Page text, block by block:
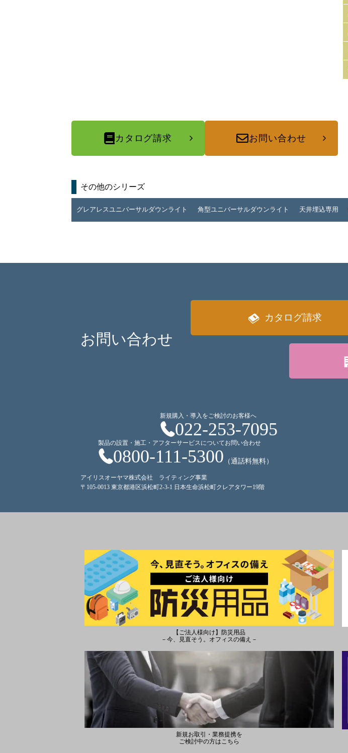
カタログ請求 お問い合わせ
その他のシリーズ
グレアレスユニバーサルダウンライト 角型ユニバーサルダウンライト 天井埋込専用
お問い合わせ
カタログ請求
新規購入・導入をご検討のお客様へ
022-253-7095
製品の設置・施工・アフターサービスについてお問い合わせ
0800-111-5300 （通話料無料）
アイリスオーヤマ株式会社 ライティング事業
〒105-0013 東京都港区浜松町2-3-1 日本生命浜松町クレアタワー19階
【ご法人様向け】防災用品
－今、見直そう。オフィスの備え－
新規お取引・業務提携を
ご検討中の方はこちら